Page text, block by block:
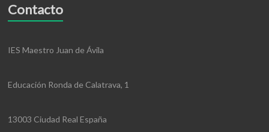
Contacto
IES Maestro Juan de Ávila
Educación Ronda de Calatrava, 1
13003 Ciudad Real España